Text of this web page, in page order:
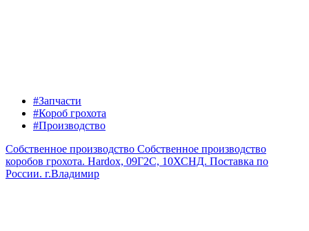
#Запчасти
#Короб грохота
#Производство
Собственное производство Собственное производство
коробов грохота. Hardox, 09Г2С, 10ХСНД. Поставка по
России. г.Владимир